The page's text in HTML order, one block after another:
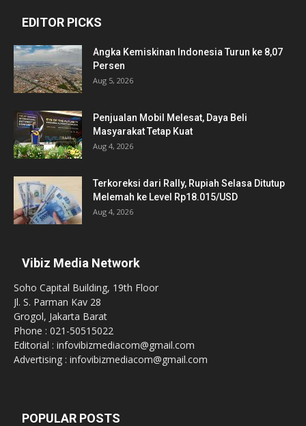
EDITOR PICKS
Angka Kemiskinan Indonesia Turun ke 8,07
Persen
Aug 5, 2026
Penjualan Mobil Melesat, Daya Beli
Masyarakat Tetap Kuat
Aug 4, 2026
Terkoreksi dari Rally, Rupiah Selasa Ditutup
Melemah ke Level Rp18.015/USD
Aug 4, 2026
Vibiz Media Network
Soho Capital Building, 19th Floor
Jl. S. Parman Kav 28
Grogol, Jakarta Barat
Phone : 021-50515022
Editorial : infovibizmediacom@gmail.com
Advertising : infovibizmediacom@gmail.com
POPULAR POSTS